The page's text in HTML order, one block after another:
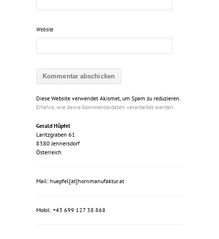
Website
Diese Website verwendet Akismet, um Spam zu reduzieren.
Erfahre, wie deine Kommentardaten verarbeitet werden.
Gerald Hüpfel
Laritzgraben 61
8380 Jennersdorf
Österreich
Mail: huepfel[at]hornmanufaktur.at
Mobil: +43 699 127 38 868